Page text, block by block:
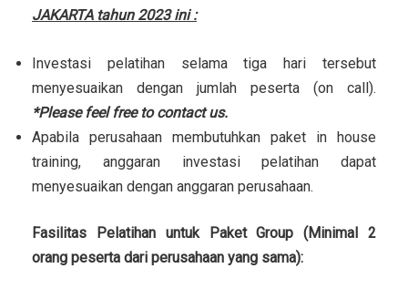
JAKARTA tahun 2023 ini :
Investasi pelatihan selama tiga hari tersebut
menyesuaikan dengan jumlah peserta (on call).
*Please feel free to contact us.
Apabila perusahaan membutuhkan paket in house
training, anggaran investasi pelatihan dapat
menyesuaikan dengan anggaran perusahaan.
Fasilitas Pelatihan untuk Paket Group (Minimal 2
orang peserta dari perusahaan yang sama):